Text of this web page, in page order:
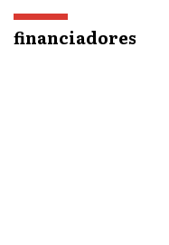
financiadores